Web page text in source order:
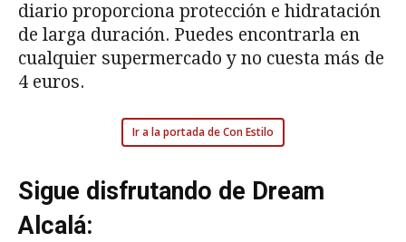
diario proporciona protección e hidratación
de larga duración. Puedes encontrarla en
cualquier supermercado y no cuesta más de
4 euros.
Ir a la portada de Con Estilo
Sigue disfrutando de Dream
Alcalá: